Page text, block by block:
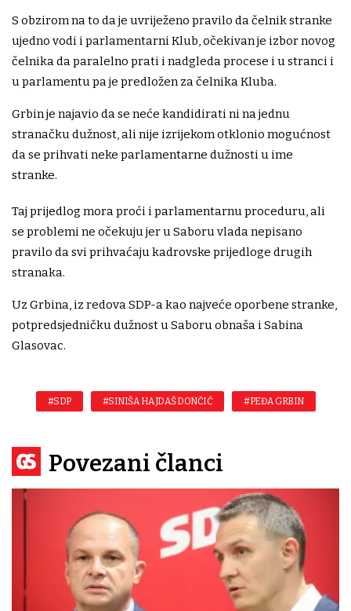
S obzirom na to da je uvriježeno pravilo da čelnik stranke
ujedno vodi i parlamentarni Klub, očekivan je izbor novog
čelnika da paralelno prati i nadgleda procese i u stranci i
u parlamentu pa je predložen za čelnika Kluba.
Grbin je najavio da se neće kandidirati ni na jednu
stranačku dužnost, ali nije izrijekom otklonio mogućnost
da se prihvati neke parlamentarne dužnosti u ime
stranke.
Taj prijedlog mora proći i parlamentarnu proceduru, ali
se problemi ne očekuju jer u Saboru vlada nepisano
pravilo da svi prihvaćaju kadrovske prijedloge drugih
stranaka.
Uz Grbina, iz redova SDP-a kao najveće oporbene stranke,
potpredsjedničku dužnost u Saboru obnaša i Sabina
Glasovac.
#SDP #SINIŠA HAJDAŠ DONČIĆ #PEĐA GRBIN
Povezani članci